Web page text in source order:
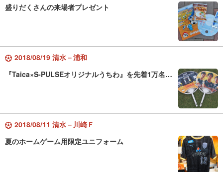
盛りだくさんの来場者プレゼント
2018/08/19 清水－浦和
『Taica×S-PULSEオリジナルうちわ』を先着1万名…
2018/08/11 清水－川崎Ｆ
夏のホームゲーム用限定ユニフォーム